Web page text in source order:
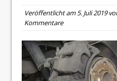
Veröffentlicht am5. Juli 2019
Kommentare